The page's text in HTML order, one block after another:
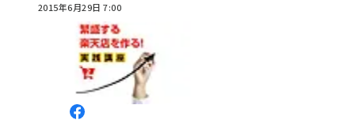
2015年6月29日 7:00